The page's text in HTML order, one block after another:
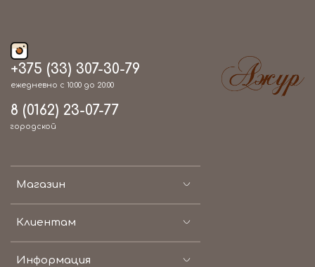
Магазин
Клиентам
Информация
+375 (33) 307-30-79
ежедневно с 10:00 до 20:00
8 (0162) 23-07-77
городской